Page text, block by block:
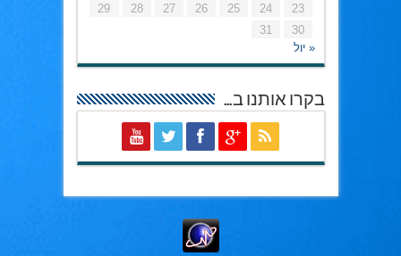
23
24
25
26
27
28
29
30
31
« יול
בקרו אותנו ב…